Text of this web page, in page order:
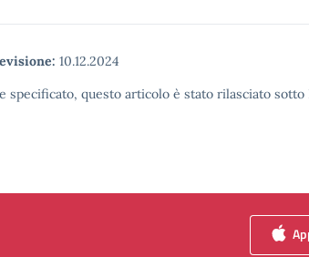
10.12.2024
specificato, questo articolo è stato rilasciato